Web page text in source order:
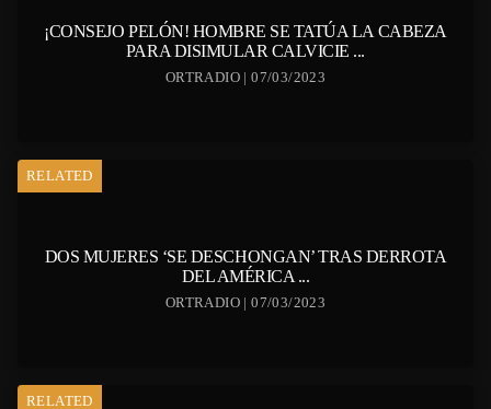
¡CONSEJO PELÓN! HOMBRE SE TATÚA LA CABEZA
PARA DISIMULAR CALVICIE ...
ORTRADIO | 07/03/2023
RELATED
DOS MUJERES ‘SE DESCHONGAN’ TRAS DERROTA
DEL AMÉRICA ...
ORTRADIO | 07/03/2023
RELATED